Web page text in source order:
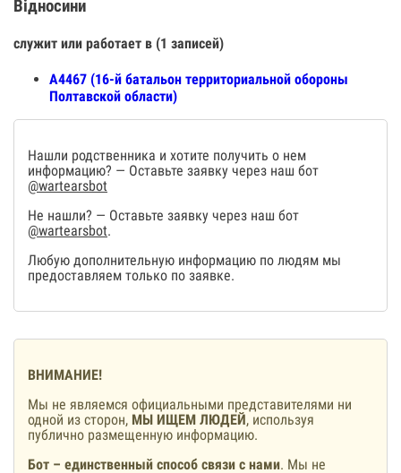
Відносини
служит или работает в (1 записей)
А4467 (16-й батальон территориальной обороны
Полтавской области)
Нашли родственника и хотите получить о нем
информацию? — Оставьте заявку через наш бот
@wartearsbot
Не нашли? — Оставьте заявку через наш бот
@wartearsbot.
Любую дополнительную информацию по людям мы
предоставляем только по заявке.
ВНИМАНИЕ!
Мы не являемся официальными представителями ни
одной из сторон, МЫ ИЩЕМ ЛЮДЕЙ, используя
публично размещенную информацию.
Бот – единственный способ связи с нами. Мы не